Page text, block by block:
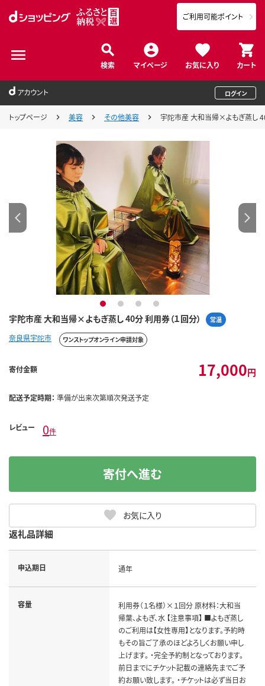
検索 マイページ お気に入り カート
ご利用可能ポイント
アカウント ログイン
トップページ 美容 その他美容 宇陀市産 大和当帰×よもぎ蒸し
宇陀市産 大和当帰×よもぎ蒸し 40分 利用券（１回分） 常温
1 2 3 4
奈良県宇陀市 ワンストップオンライン申請対象
寄付金額 17,000円
配送予定時期： 準備が出来次第順次発送予定
レビュー 0件
お気に入り
寄付へ進む
返礼品詳細
申込期日 通年
容量
利用券（１名様）×１回分 原材料：大和当
帰葉、よもぎ、水 【注意事項】 ■よもぎ蒸し
のご利用は【女性専用】となります。予約時
もその旨ご了承のほどよろしくお願い申し
上げます。 ・完全予約制となっております。
前日までにチケット記載の連絡先までご予
約お願い致します。 ・チケットは必ず当日お